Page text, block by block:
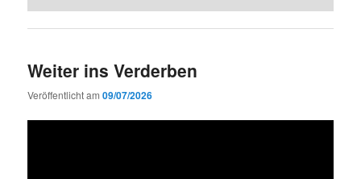
Weiter ins Verderben
Veröffentlicht am09/07/2026